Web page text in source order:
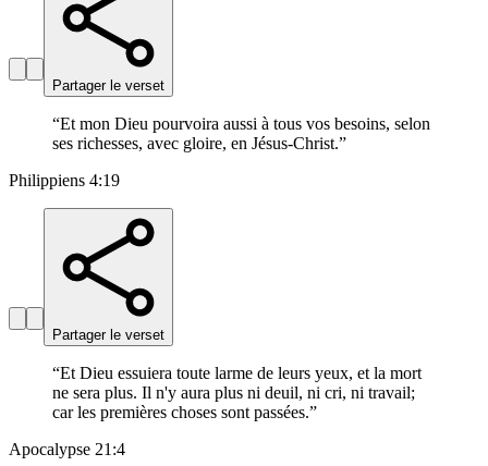
Partager le verset
“Et mon Dieu pourvoira aussi à tous vos besoins, selon
ses richesses, avec gloire, en Jésus-Christ.”
Philippiens 4:19
Partager le verset
“Et Dieu essuiera toute larme de leurs yeux, et la mort
ne sera plus. Il n'y aura plus ni deuil, ni cri, ni travail;
car les premières choses sont passées.”
Apocalypse 21:4